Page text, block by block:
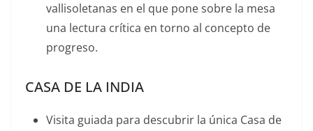
vallisoletanas en el que pone sobre la mesa
una lectura crítica en torno al concepto de
progreso.
CASA DE LA INDIA
Visita guiada para descubrir la única Casa de